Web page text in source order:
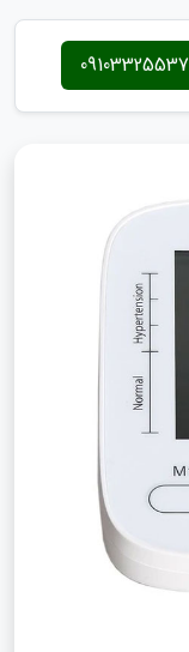
09103325537